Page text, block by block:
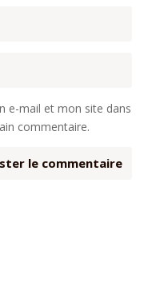
e-mail et mon site dans
commentaire.